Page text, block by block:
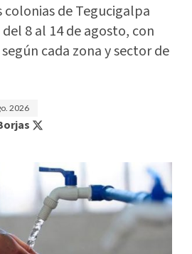
colonias de Tegucigalpa
8 al 14 de agosto, con
cada zona y sector de
2026